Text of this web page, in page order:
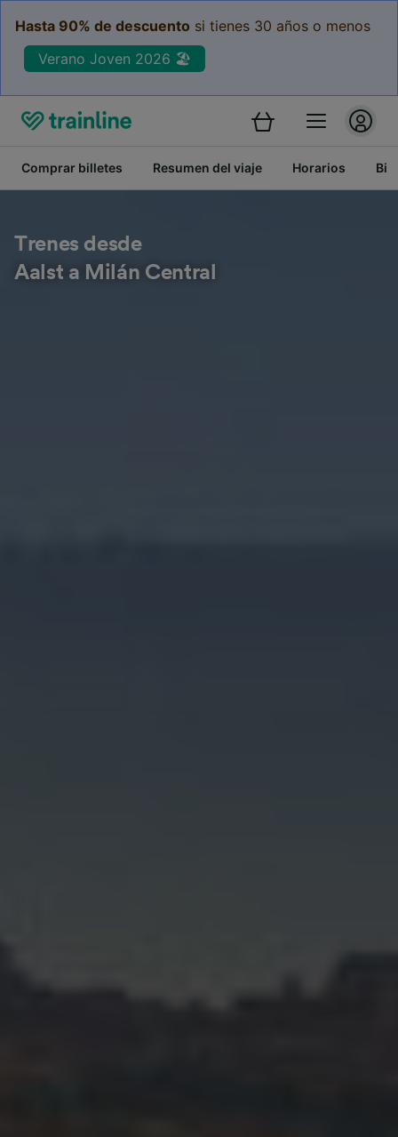
Hasta 90% de descuento si tienes 30 años o menos
Verano Joven 2026 🏖️
Comprar billetes Resumen del viaje Horarios
Trenes desde
Aalst a Milán Central